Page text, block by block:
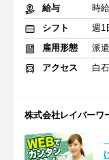
給与
時
シフト
週1
雇用形態
派
アクセス
白
株式会社レイバーワ